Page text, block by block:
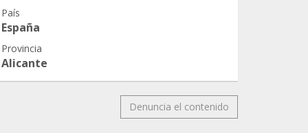
País
España
Provincia
Alicante
Denuncia el contenido